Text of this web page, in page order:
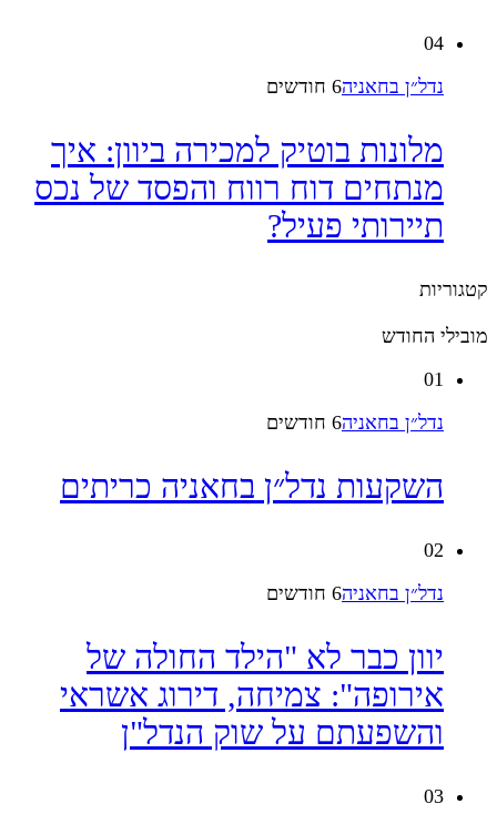
04
נדל״ן בחאניה6 חודשים
מלונות בוטיק למכירה ביוון: איך
מנתחים דוח רווח והפסד של נכס
תיירותי פעיל?
קטגוריות
מובילי החודש
01
נדל״ן בחאניה6 חודשים
השקעות נדל״ן בחאניה כריתים
02
נדל״ן בחאניה6 חודשים
יוון כבר לא "הילד החולה של
אירופה": צמיחה, דירוג אשראי
והשפעתם על שוק הנדל"ן
03